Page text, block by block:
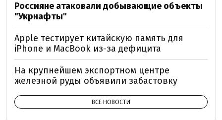
Россияне атаковали добывающие объекты
"Укрнафты"
Apple тестирует китайскую память для
iPhone и MacBook из-за дефицита
На крупнейшем экспортном центре
железной руды объявили забастовку
ВСЕ НОВОСТИ